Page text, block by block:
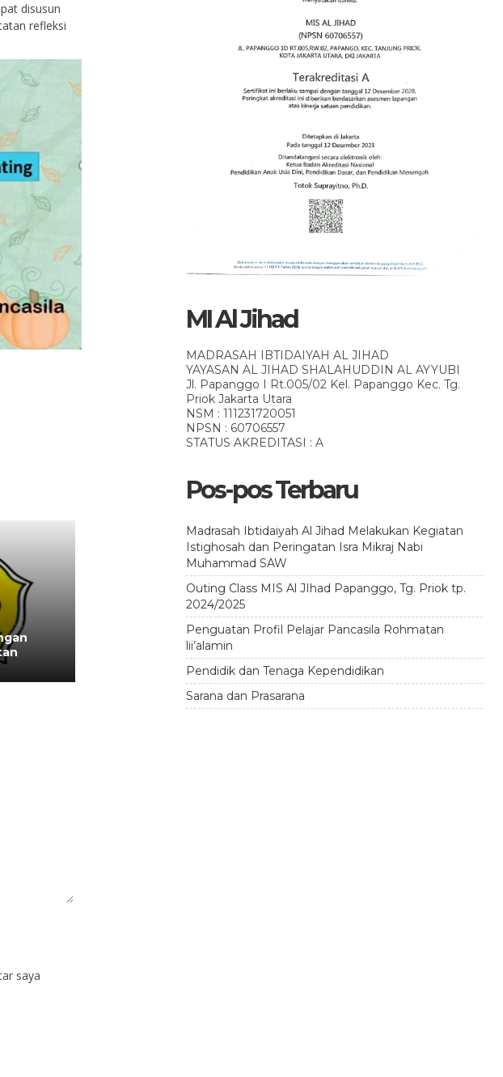
disusun
refleksi
saya
MI Al Jihad
MADRASAH IBTIDAIYAH AL JIHAD
YAYASAN AL JIHAD SHALAHUDDIN AL AYYUBI
Jl. Papanggo I Rt.005/02 Kel. Papanggo Kec. Tg.
Priok Jakarta Utara
NSM : 111231720051
NPSN : 60706557
STATUS AKREDITASI : A
Pos-pos Terbaru
Madrasah Ibtidaiyah Al Jihad Melakukan Kegiatan
Istighosah dan Peringatan Isra Mikraj Nabi
Muhammad SAW
Outing Class MIS Al JIhad Papanggo, Tg. Priok tp.
2024/2025
Penguatan Profil Pelajar Pancasila Rohmatan
lii’alamin
Pendidik dan Tenaga Kependidikan
Sarana dan Prasarana